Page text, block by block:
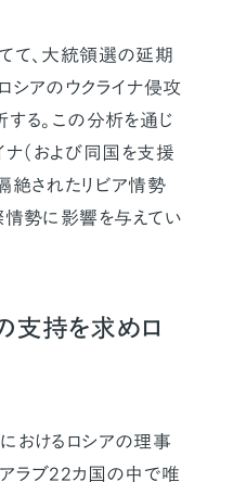
て、大統領選の延期
シアのウクライナ侵攻
る。この分析を通じ
ナ（および同国を支援
絶されたリビア情勢
情勢に影響を与えてい
支持を求めロ
けるロシアの理事
ラブ22カ国の中で唯